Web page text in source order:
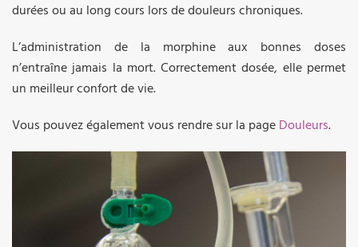
durées ou au long cours lors de douleurs chroniques.
L’administration de la morphine aux bonnes doses
n’entraîne jamais la mort. Correctement dosée, elle permet
un meilleur confort de vie.
Vous pouvez également vous rendre sur la page Douleurs.